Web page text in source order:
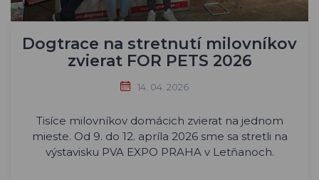
Dogtrace na stretnutí milovníkov
zvierat FOR PETS 2026
14. 04. 2026
Tisíce milovníkov domácich zvierat na jednom
mieste. Od 9. do 12. apríla 2026 sme sa stretli na
výstavisku PVA EXPO PRAHA v Letňanoch.